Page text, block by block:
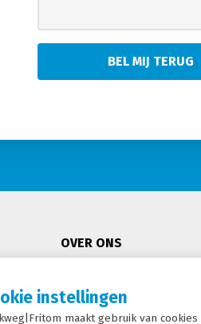
instellingen
maakt gebruik van
OVER ONS
Certificering
Condities